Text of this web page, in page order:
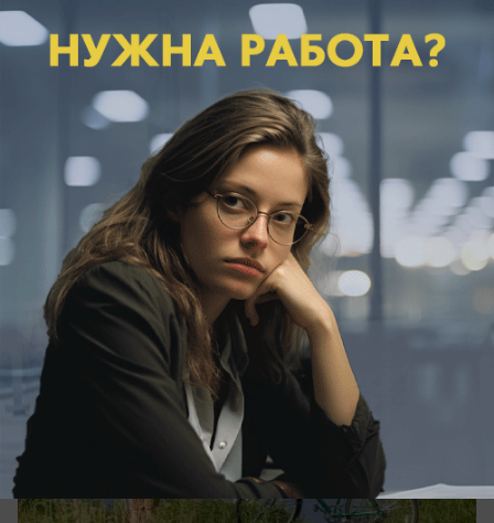
Волжанам объяснили, почему нельзя
прыгать в холодную воду после жары
Вода не всегда спасает от жары